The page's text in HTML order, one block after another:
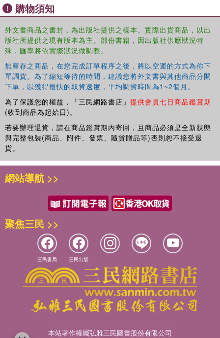
購物須知
外文書商品之書封，為出版社提供之樣本。實際出貨商品，以出
版社所提供之現有版本為主。部份書籍，因出版社供應狀況特
殊，匯率將依實際狀況做調整。
無庫存之商品，在您完成訂單程序之後，將以空運的方式為你下
單調貨。為了縮短等待的時間，建議您將外文書與其他商品分開
下單，以獲得最快的取貨速度，平均調貨時間為1~2個月。
為了保護您的權益，「三民網路書店」 提供會員七日商品鑑賞期
(收到商品為起始日)。
若要辦理退貨，請在商品鑑賞期內寄回，且商品必須是全新狀態
與完整包裝(商品、附件、發票、隨貨贈品等)否則恕不接受退
貨。
網站導航 >>
聚焦三民 >>
三民書局 三民出版
本站著作權屬弘雅三民圖書股份有限公司